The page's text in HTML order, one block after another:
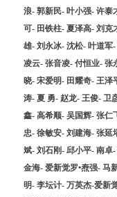
浪- 郭新民- 叶小强- 许泰
可- 田铁柱- 夏泽高- 刘克
雄- 刘永冰- 沈松- 叶道军
凌云- 张音凌- 付恒业- 张
晓- 宋爱明- 田耀奇- 王泽
涛- 夏 勇- 赵龙- 王俊- 卫
鑫- 高希顺- 吴国辉- 张仁
忠- 徐敏安- 刘建海- 张延
斌- 刘石刚- 邱小平- 南卓
金海- 爱新觉罗•焘强- 马
明- 李坛计- 万英杰-爱新